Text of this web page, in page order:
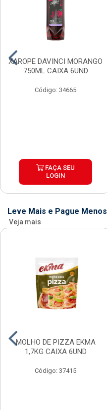
XAROPE DAVINCI MORANGO
750ML CAIXA 6UND
Código: 34665
FAÇA SEU
LOGIN
Leve Mais e Pague Menos
Veja mais
MOLHO DE PIZZA EKMA
1,7KG CAIXA 6UND
Código: 37415